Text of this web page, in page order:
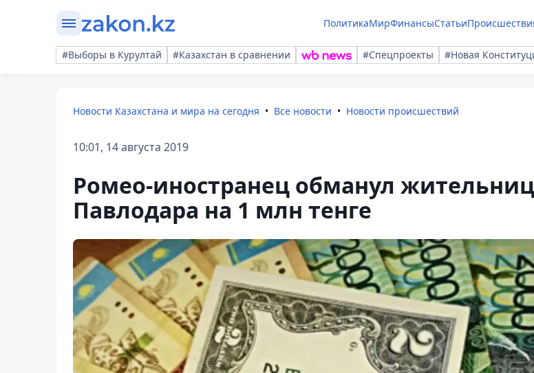
ПолитикаМирФинансыСтатьи
#Выборы в Курултай #Казахстан в сравнении #Спецпроекты #Новая
Новости Казахстана и мира на сегодня Все новости Новости происшествий
10:01, 14 августа 2019
Ромео-иностранец обманул
Павлодара на 1 млн тенге